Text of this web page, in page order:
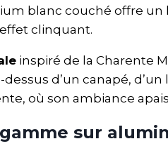
blanc couché offre
clinquant.
inspiré de la Charente
d’un canapé,
où son ambiance
sur